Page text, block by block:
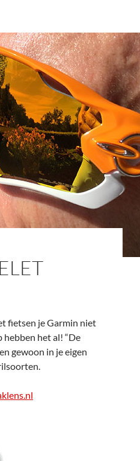
fietsen je Garmin niet
hebben het al! “De
gewoon in je eigen